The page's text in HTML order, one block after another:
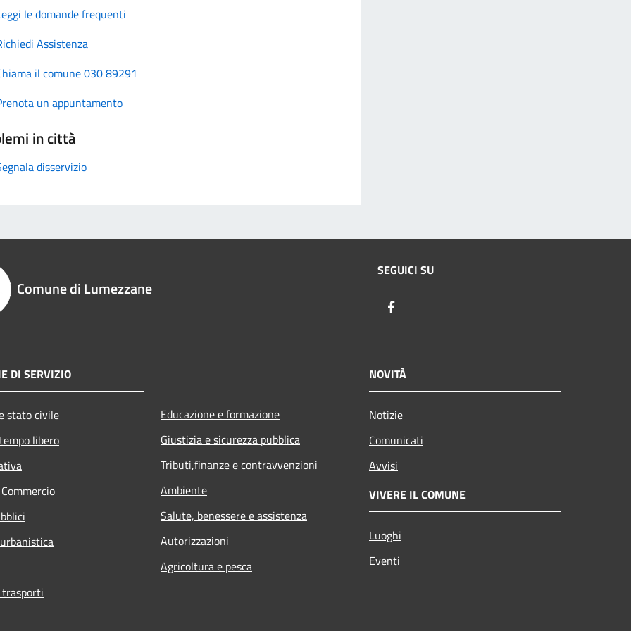
le domande frequenti
Assistenza
il comune 030 89291
un appuntamento
in città
disservizio
Comune di Lumezzane
SEGUICI SU
DI SERVIZIO
stato civile
libero
Educazione e formazione
Giustizia e sicurezza pubblica
Tributi,finanze e contravvenzioni
Ambiente
Salute, benessere e assistenza
Autorizzazioni
Agricoltura e pesca
NOVITÀ
Notizie
Comunicati
Avvisi
VIVERE IL COMUNE
Luoghi
Eventi